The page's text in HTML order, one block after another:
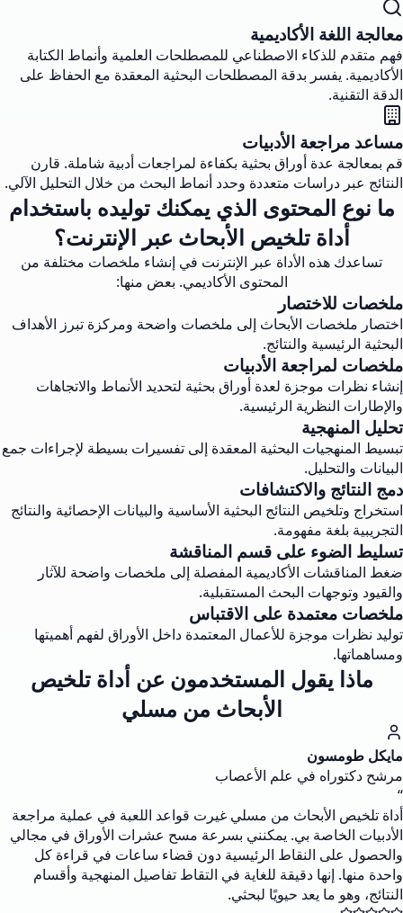
معالجة اللغة الأكاديمية
فهم متقدم للذكاء الاصطناعي للمصطلحات العلمية وأنماط الكتابة
الأكاديمية. يفسر بدقة المصطلحات البحثية المعقدة مع الحفاظ على
الدقة التقنية.
مساعد مراجعة الأدبيات
قم بمعالجة عدة أوراق بحثية بكفاءة لمراجعات أدبية شاملة. قارن
النتائج عبر دراسات متعددة وحدد أنماط البحث من خلال التحليل الآلي.
ما نوع المحتوى الذي يمكنك توليده باستخدام
أداة تلخيص الأبحاث عبر الإنترنت؟
تساعدك هذه الأداة عبر الإنترنت في إنشاء ملخصات مختلفة من
المحتوى الأكاديمي. بعض منها:
ملخصات للاختصار
اختصار ملخصات الأبحاث إلى ملخصات واضحة ومركزة تبرز الأهداف
البحثية الرئيسية والنتائج.
ملخصات لمراجعة الأدبيات
إنشاء نظرات موجزة لعدة أوراق بحثية لتحديد الأنماط والاتجاهات
والإطارات النظرية الرئيسية.
تحليل المنهجية
تبسيط المنهجيات البحثية المعقدة إلى تفسيرات بسيطة لإجراءات جمع
البيانات والتحليل.
دمج النتائج والاكتشافات
استخراج وتلخيص النتائج البحثية الأساسية والبيانات الإحصائية والنتائج
التجريبية بلغة مفهومة.
تسليط الضوء على قسم المناقشة
ضغط المناقشات الأكاديمية المفصلة إلى ملخصات واضحة للآثار
والقيود وتوجهات البحث المستقبلية.
ملخصات معتمدة على الاقتباس
توليد نظرات موجزة للأعمال المعتمدة داخل الأوراق لفهم أهميتها
ومساهماتها.
ماذا يقول المستخدمون عن أداة تلخيص
الأبحاث من مسلي
مايكل طومسون
مرشح دكتوراه في علم الأعصاب
“
أداة تلخيص الأبحاث من مسلي غيرت قواعد اللعبة في عملية مراجعة
الأدبيات الخاصة بي. يمكنني بسرعة مسح عشرات الأوراق في مجالي
والحصول على النقاط الرئيسية دون قضاء ساعات في قراءة كل
واحدة منها. إنها دقيقة للغاية في التقاط تفاصيل المنهجية وأقسام
النتائج، وهو ما يعد حيويًا لبحثي.